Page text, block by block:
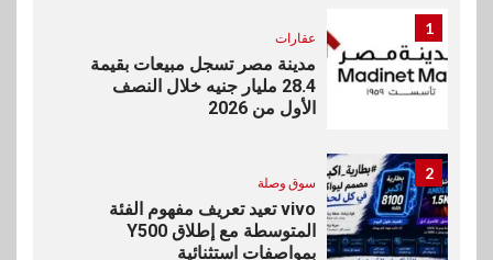
1
عقارات
مدينة مصر تسجل مبيعات بقيمة
28.4 مليار جنيه خلال النصف
الأول من 2026
2
سوق وصلة
vivo تعيد تعريف مفهوم الفئة
المتوسطة مع إطلاق Y500
بمواصفات استثنائية